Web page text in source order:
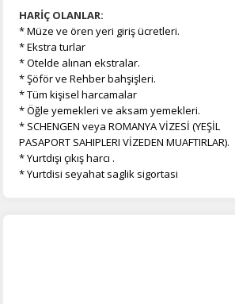
HARİÇ OLANLAR:
*Müze ve ören yeri giriş ücretleri.
* Ekstra turlar
* Otelde alınan ekstralar.
* Şöför ve Rehber bahşişleri.
* Tüm kişisel harcamalar
* Öğle yemekleri ve aksam yemekleri.
* SCHENGEN veya ROMANYA VİZESİ (YEŞİL
PASAPORT SAHIPLERI VİZEDEN MUAFTIRLAR).
* Yurtdışı çıkış harcı .
* Yurtdisi seyahat saglik sigortasi